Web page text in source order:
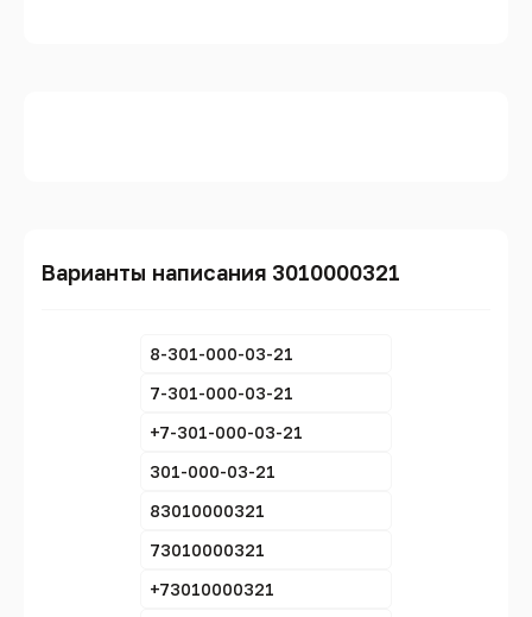
Варианты написания 3010000321
8-301-000-03-21
7-301-000-03-21
+7-301-000-03-21
301-000-03-21
83010000321
73010000321
+73010000321